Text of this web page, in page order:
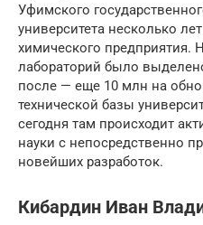
Уфимского
университета несколько
химического предприятия.
лабораторий было
после — еще 10 млн на
технической базы
сегодня там происходит
науки с непосредственно
новейших разработок.
Кибардин Иван